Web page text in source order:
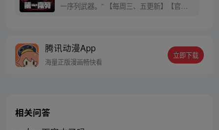
一序列武器。” 【每周三、五更新】【官方
腾讯动漫App
海量正版漫画畅快看
立即下载
相关问答